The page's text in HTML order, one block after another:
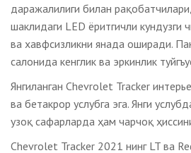
даражалилиги билан
шаклидаги LED ёритгичли кундузги
ва хавфсизликни янада оширади.
салонида кенглик ва эркинлик
Янгиланган Chevrolet Tracker
ва бетакрор услубга эга. Янги
узоқ сафарларда ҳам чарчоқ
Chevrolet Tracker 2021 нинг LT ва